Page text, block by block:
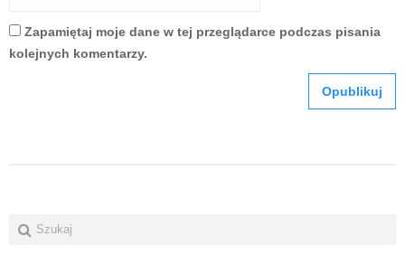
Zapamiętaj moje dane w tej przeglądarce podczas pisania
kolejnych komentarzy.